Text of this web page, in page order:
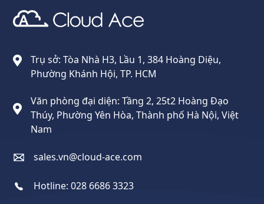
Trụ sở: Tòa Nhà H3, Lầu 1, 384 Hoàng Diệu,
Phường Khánh Hội, TP. HCM
Văn phòng đại diện: Tầng 2, 25t2 Hoàng Đạo
Thúy, Phường Yên Hòa, Thành phố Hà Nội, Việt
Nam
sales.vn@cloud-ace.com
Hotline:028 6686 3323